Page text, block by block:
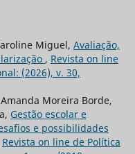
Miguel, Avaliação,
, Revista on line
(2026), v. 30,
Moreira Borde,
Gestão escolar e
e possibilidades
Revista on line de Política